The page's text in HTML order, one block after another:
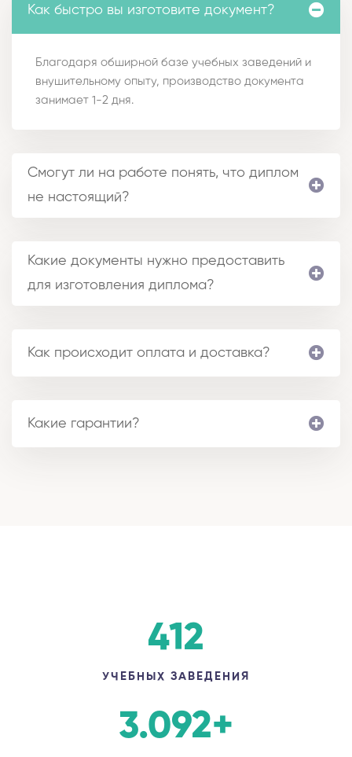
Как быстро вы изготовите документ?
Благодаря обширной базе учебных заведений и
внушительному опыту, производство документа
занимает 1-2 дня.
Смогут ли на работе понять, что диплом
не настоящий?
Какие документы нужно предоставить
для изготовления диплома?
Как происходит оплата и доставка?
Какие гарантии?
412
УЧЕБНЫХ ЗАВЕДЕНИЯ
3.092+